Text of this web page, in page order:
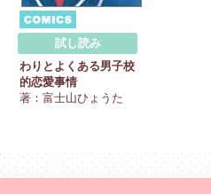
試し読み
わりとよくある男子校
的恋愛事情
著：富士山ひょうた